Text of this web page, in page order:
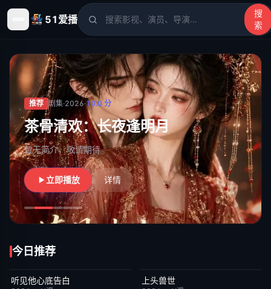
51爱播
搜
索
51爱播 - 电影、电视剧、动漫、综艺、短剧高清在线观看
推荐 剧集·2026·10.0 分
茶骨清欢：长夜逢明月
暂无简介，敬请期待
立即播放 详情
今日推荐
完结
听见他心底告白 完结
上头兽世